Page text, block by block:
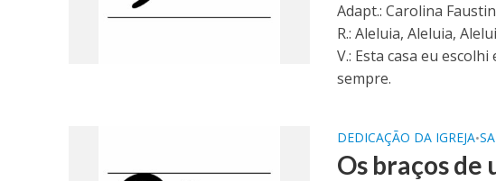
Adapt.: Carolina
R.: Aleluia, Aleluia,
V.: Esta casa eu
sempre.
DEDICAÇÃO DA IGREJA•
Os braços de